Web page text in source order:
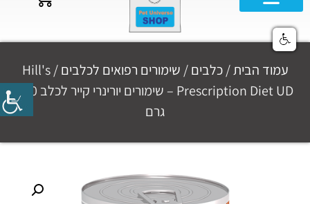
עמוד הבית/כלבים/ שימורים רפואים לכלבים
/ Hill's
Prescription Diet UD – שימורים יורינרי קייר לכלב 370
גרם